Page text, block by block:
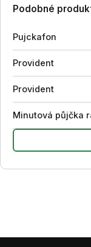
Podobné
Pujckafon
Provident
Provident
Minutová půjčka